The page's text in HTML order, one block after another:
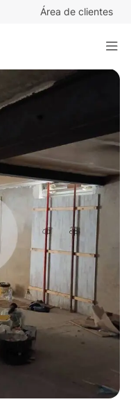
Área de clientes
el distrito de Ciutat Vella